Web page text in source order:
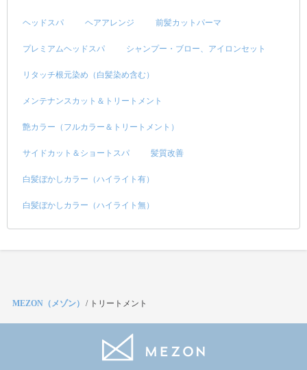
ヘッドスパ ヘアアレンジ 前髪カットパーマ
プレミアムヘッドスパ シャンプー・ブロー、アイロンセット
リタッチ根元染め（白髪染め含む）
メンテナンスカット＆トリートメント
艶カラー（フルカラー＆トリートメント）
サイドカット＆ショートスパ 髪質改善
白髪ぼかしカラー（ハイライト有）
白髪ぼかしカラー（ハイライト無）
MEZON（メゾン） / トリートメント